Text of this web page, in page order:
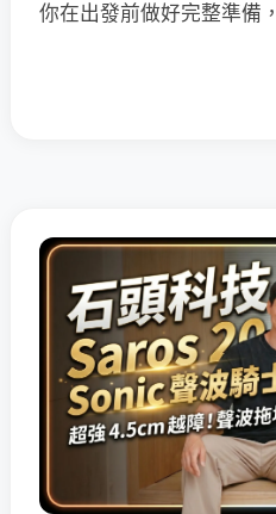
你在出發前做好完整準備